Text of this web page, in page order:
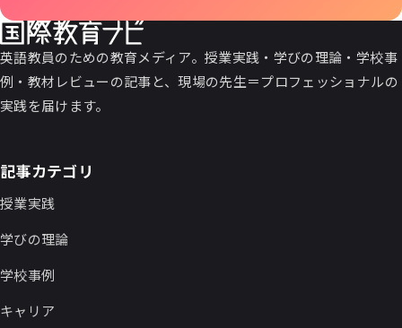
英語教員のための教育メディア。授業実践・学びの理論・学校事
例・教材レビューの記事と、現場の先生＝プロフェッショナルの
実践を届けます。
記事カテゴリ
授業実践
学びの理論
学校事例
キャリア